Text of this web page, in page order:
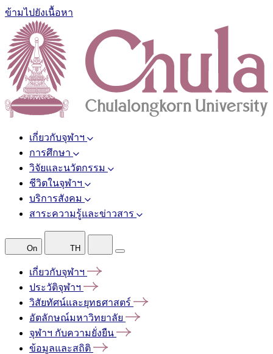
ข้ามไปยังเนื้อหา
เกี่ยวกับจุฬาฯ
การศึกษา
วิจัยและนวัตกรรม
ชีวิตในจุฬาฯ
บริการสังคม
สาระความรู้และข่าวสาร
On TH
เกี่ยวกับจุฬาฯ
ประวัติจุฬาฯ
วิสัยทัศน์และยุทธศาสตร์
อัตลักษณ์มหาวิทยาลัย
จุฬาฯ กับความยั่งยืน
ข้อมูลและสถิติ